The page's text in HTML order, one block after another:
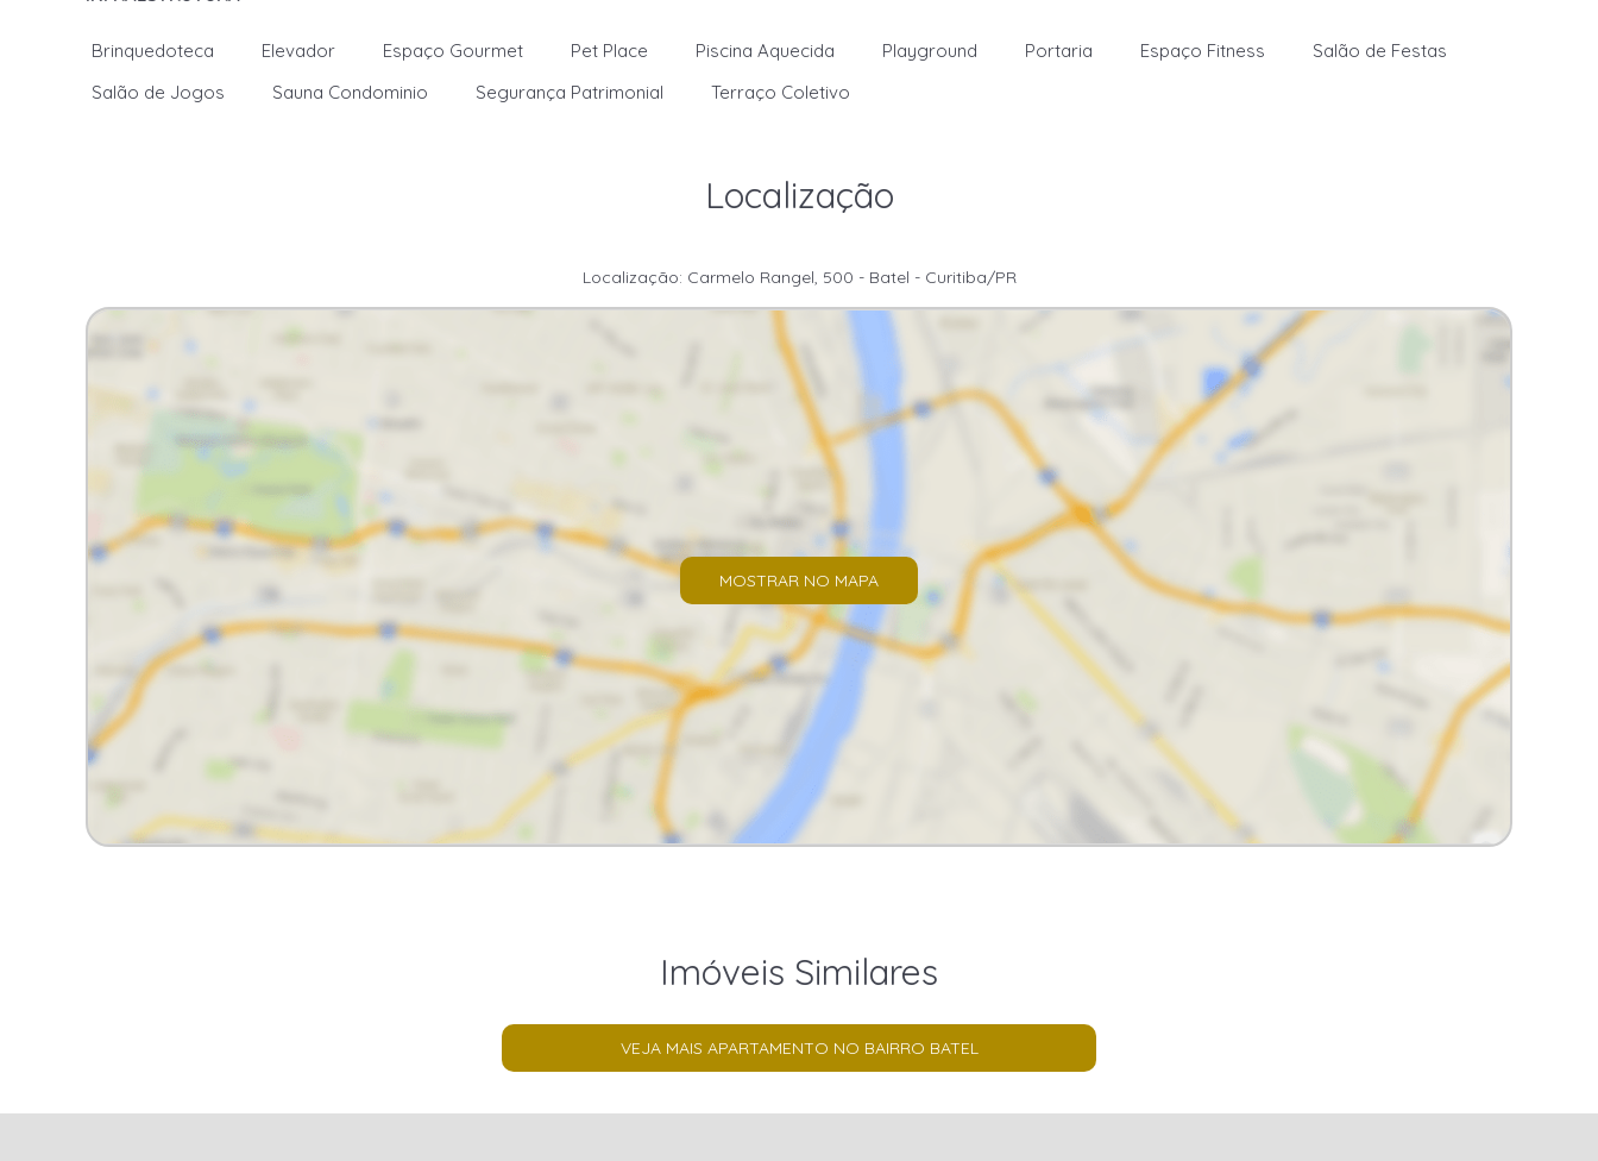
Brinquedoteca Elevador Espaço Gourmet Pet Place Piscina Aquecida Playground Portaria Espaço Fitness
Salão de Festas
Salão de Jogos
Sauna Condominio Segurança Patrimonial Terraço Coletivo
Localização
Localização: Carmelo Rangel, 500 - Batel - Curitiba/PR
MOSTRAR NO MAPA
Imóveis Similares
VEJA MAIS APARTAMENTO NO BAIRRO BATEL